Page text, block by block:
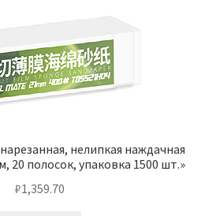
нелипкая наждачная
20 полосок, упаковка 1500 шт.»
₽1,359.70